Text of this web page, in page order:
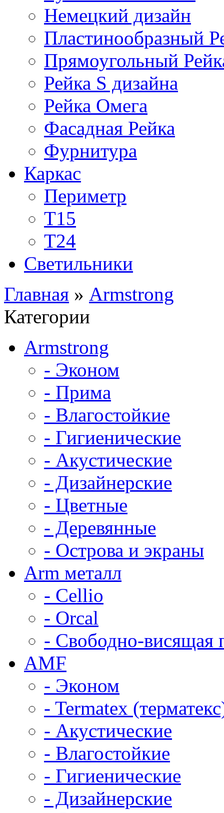
Немецкий дизайн
Пластинообразный
Прямоугольный
Рейка S дизайна
Рейка Омега
Фасадная Рейка
Фурнитура
Каркас
Периметр
Т15
Т24
Светильники
Главная » Armstrong
Категории
Armstrong
- Эконом
- Прима
- Влагостойкие
- Гигиенические
- Акустические
- Дизайнерские
- Цветные
- Деревянные
- Острова и экраны
Arm металл
- Cellio
- Orcal
- Свободно-висящая
AMF
- Эконом
- Termatex
- Акустические
- Влагостойкие
- Гигиенические
- Дизайнерские